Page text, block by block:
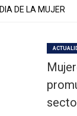
DIA DE LA MUJER